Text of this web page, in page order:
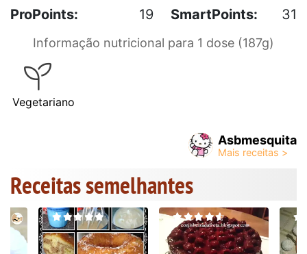
ProPoints:
19 SmartPoints: 31
Informação nutricional para 1 dose (187g)
Vegetariano
Asbmesquita
Receitas semelhantes